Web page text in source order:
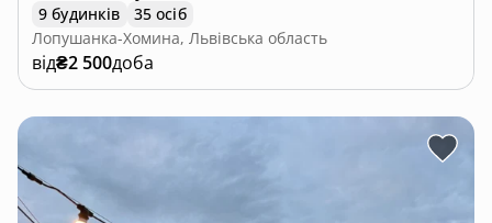
9 будинків
35 осіб
Лопушанка-Хомина, Львівська область
від₴2 500доба